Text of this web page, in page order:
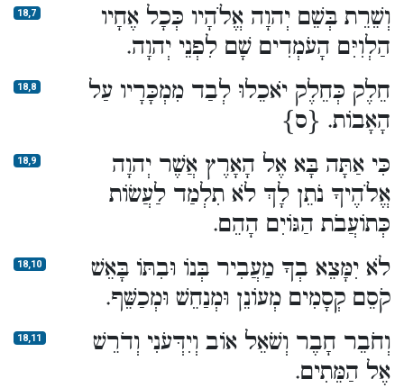
18,7
וְשֵׁרֵת בְּשֵׁם יְהוָה אֱלֹהָיו כְּכָל אֶחָיו
הַלְוִיִּם הָעֹמְדִים שָׁם לִפְנֵי יְהוָה.
18,8
חֵלֶק כְּחֵלֶק יֹאכֵלוּ לְבַד מִמְכָּרָיו עַל
הָאָבוֹת. {ס}
18,9
כִּי אַתָּה בָּא אֶל הָאָרֶץ אֲשֶׁר יְהוָה
אֱלֹהֶיךָ נֹתֵן לָךְ לֹא תִלְמַד לַעֲשׂוֹת
כְּתוֹעֲבֹת הַגּוֹיִם הָהֵם.
18,10
לֹא יִמָּצֵא בְךָ מַעֲבִיר בְּנוֹ וּבִתּוֹ בָּאֵשׁ
קֹסֵם קְסָמִים מְעוֹנֵן וּמְנַחֵשׁ וּמְכַשֵּׁף.
18,11
וְחֹבֵר חָבֶר וְשֹׁאֵל אוֹב וְיִדְּעֹנִי וְדֹרֵשׁ
אֶל הַמֵּתִים.